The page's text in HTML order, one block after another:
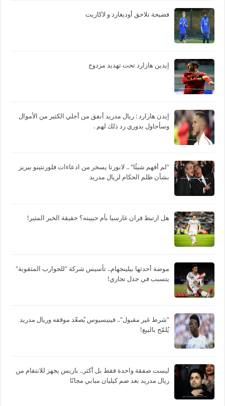
فضيحة تلاحق أوديغارد و لاكازيت
إيدين هازارد تحت تهديد مزدوج
‏إيدن هازارد : ريال مدريد أنفق من أجلي الكثير من الأموال
وسأحاول بدوري رد ذلك لهم .
"لم أفهم شيئًا" .. لابورتا يسخر من ادعاءات فلورنتينو بيريز
بشأن ظلم الحكام لريال مدريد
هل ارتبط فران غارسيا بأم حبيبته؟ حقيقة الخبر المثير!
موضة أحدثها بيلينجهام.. تأسيس شركة "للجوارب المثقوبة"
يتسبب في جدل تجاري!
"شرط غير مقبول".. فينيسيوس يُصعّد موقفه وريال مدريد
يُلمّح بالبيع!
ليست صفقة واحدة فقط بل أكثر.. باريس يجهز للانتقام من
ريال مدريد بعد ضم كيليان مبابي مجانًا